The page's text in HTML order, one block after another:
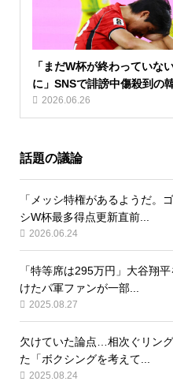
「まだW杯が終わっていな
に」SNSで誹謗中傷殺到の
2026.06.26
話題の議論
「メッシ特権があるようだ。
シW杯最多得点更新直前...
2026.06.24
「特等席は295万円」大谷翔
けたパ軍ファンが一部...
2025.08.27
欠けていた論点…相次ぐリン
た「ボクシングを考えて...
2025.08.24